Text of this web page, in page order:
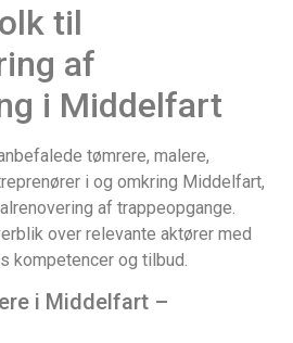
til
af
i Middelfart
tømrere, malere,
i og omkring Middelfart,
af trappeopgange.
over relevante aktører med
kompetencer og tilbud.
i Middelfart –